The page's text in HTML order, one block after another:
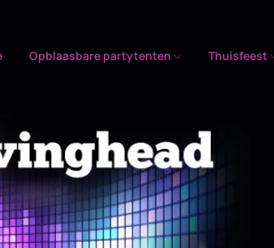
Opblaasbare partytenten Thuisfeest